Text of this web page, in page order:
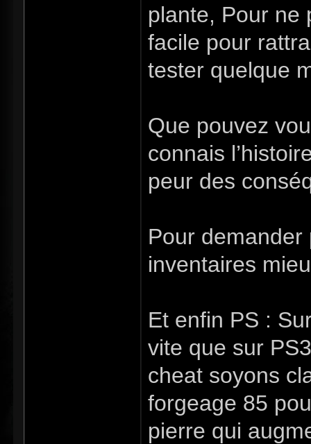
plante, Pour ne
facile pour
tester quelque
Que pouvez
connais
peur des
Pour
inventaires
Et enfin PS :
vite que sur
cheat soyons
forgeage 85
pierre qui